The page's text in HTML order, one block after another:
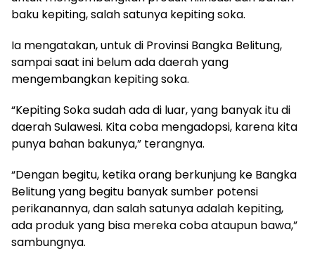
baku kepiting, salah satunya kepiting soka.
Ia mengatakan, untuk di Provinsi Bangka Belitung,
sampai saat ini belum ada daerah yang
mengembangkan kepiting soka.
“Kepiting Soka sudah ada di luar, yang banyak itu di
daerah Sulawesi. Kita coba mengadopsi, karena kita
punya bahan bakunya,” terangnya.
“Dengan begitu, ketika orang berkunjung ke Bangka
Belitung yang begitu banyak sumber potensi
perikanannya, dan salah satunya adalah kepiting,
ada produk yang bisa mereka coba ataupun bawa,”
sambungnya.